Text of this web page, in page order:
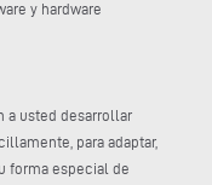
y hardware
a usted desarrollar
para adaptar,
forma especial de